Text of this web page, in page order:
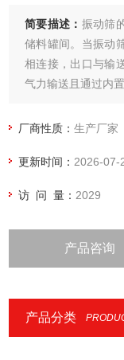
简要描述： 振动筛
储料罐间。当振动
相连接，出口与输
气力输送且通过内置
厂商性质：生产厂家
更新时间： 2026-07-
访 问 量： 2029
产品咨询
产品分类